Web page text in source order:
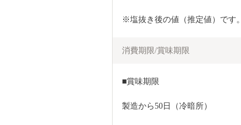
※塩抜き後の値（推定値）です。
消費期限/賞味期限
■賞味期限
製造から50日（冷暗所）